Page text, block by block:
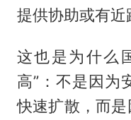
提供协助或有近
这也是为什么
高”：不是因为
快速扩散，而